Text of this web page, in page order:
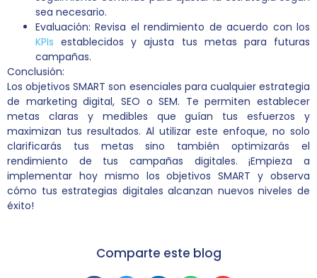
sea necesario.
Evaluación: Revisa el rendimiento de acuerdo con los
KPIs establecidos y ajusta tus metas para futuras
campañas.
Conclusión:
Los objetivos SMART son esenciales para cualquier estrategia
de marketing digital, SEO o SEM. Te permiten establecer
metas claras y medibles que guían tus esfuerzos y
maximizan tus resultados. Al utilizar este enfoque, no solo
clarificarás tus metas sino también optimizarás el
rendimiento de tus campañas digitales. ¡Empieza a
implementar hoy mismo los objetivos SMART y observa
cómo tus estrategias digitales alcanzan nuevos niveles de
éxito!
Comparte este blog